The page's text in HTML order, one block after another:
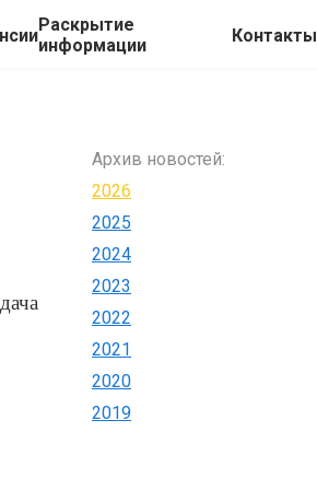
Раскрытие
информации
Контакты
Архив новостей:
2026
2025
2024
2023
2022
2021
2020
2019